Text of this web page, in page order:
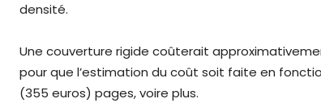
densité.
Une couverture rigide coûterait
pour que l’estimation du coût soit faite en
(355 euros) pages, voire plus.